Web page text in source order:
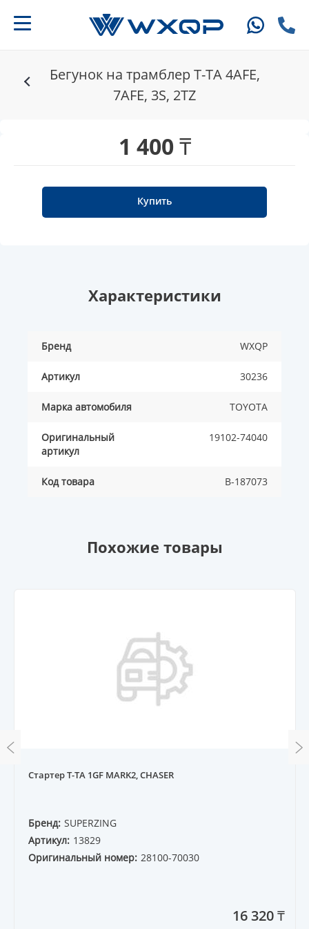
Бегунок на трамблер T-TA 4AFE,
7AFE, 3S, 2TZ
1 400 ₸
Купить
Характеристики
Бренд WXQP
Артикул 30236
Марка автомобиля TOYOTA
Оригинальный
артикул
19102-74040
Код товара B-187073
Похожие товары
Стартер T-TA 1GF MARK2, CHASER
Бренд: SUPERZING
Артикул: 13829
Оригинальный номер: 28100-70030
16 320 ₸